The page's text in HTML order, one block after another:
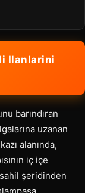
Ilanlarini
barındıran
uzanan
alanında,
iç içe
şeridinden